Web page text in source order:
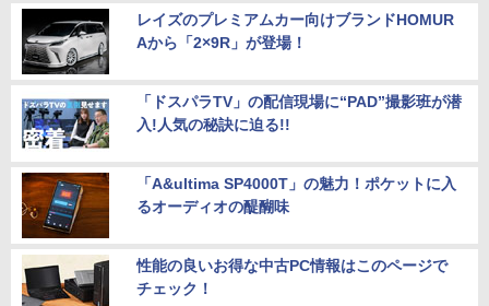
レイズのプレミアムカー向けブランドHOMUR
Aから「2×9R」が登場！
「ドスパラTV」の配信現場に“PAD”撮影班が潜
入!人気の秘訣に迫る!!
「A&ultima SP4000T」の魅力！ポケットに入
るオーディオの醍醐味
性能の良いお得な中古PC情報はこのページで
チェック！